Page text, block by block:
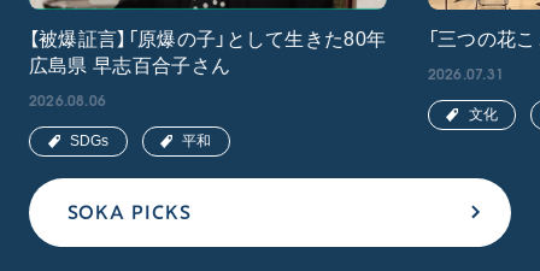
SOKA PICKS
【被爆証言】「原爆の子」として生きた80年
広島県 早志百合子さん
2026.08.06
SDGs 平和
「三つの花
2026.07.31
文化